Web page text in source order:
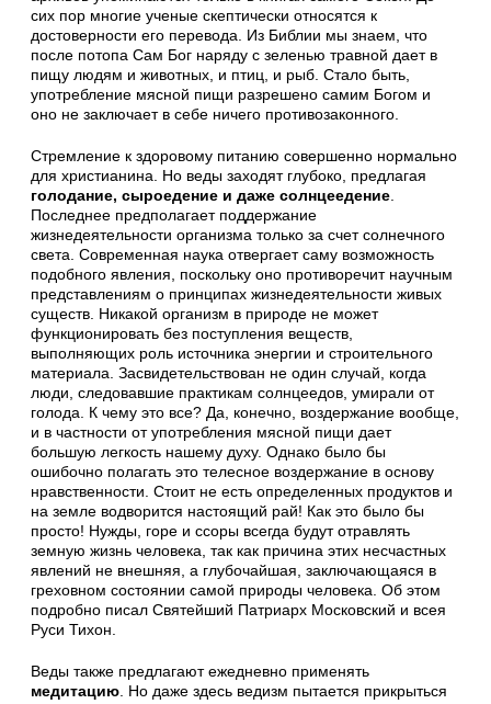
сих пор многие ученые скептически относятся к
достоверности его перевода. Из Библии мы знаем, что
после потопа Сам Бог наряду с зеленью травной дает в
пищу людям и животных, и птиц, и рыб. Стало быть,
употребление мясной пищи разрешено самим Богом и
оно не заключает в себе ничего противозаконного.
Стремление к здоровому питанию совершенно нормально
для христианина. Но веды заходят глубоко, предлагая
голодание, сыроедение и даже солнцеедение.
Последнее предполагает поддержание
жизнедеятельности организма только за счет солнечного
света. Современная наука отвергает саму возможность
подобного явления, поскольку оно противоречит научным
представлениям о принципах жизнедеятельности живых
существ. Никакой организм в природе не может
функционировать без поступления веществ,
выполняющих роль источника энергии и строительного
материала. Засвидетельствован не один случай, когда
люди, следовавшие практикам солнцеедов, умирали от
голода. К чему это все? Да, конечно, воздержание вообще,
и в частности от употребления мясной пищи дает
большую легкость нашему духу. Однако было бы
ошибочно полагать это телесное воздержание в основу
нравственности. Стоит не есть определенных продуктов и
на земле водворится настоящий рай! Как это было бы
просто! Нужды, горе и ссоры всегда будут отравлять
земную жизнь человека, так как причина этих несчастных
явлений не внешняя, а глубочайшая, заключающаяся в
греховном состоянии самой природы человека. Об этом
подробно писал Святейший Патриарх Московский и всея
Руси Тихон.
Веды также предлагают ежедневно применять
медитацию. Но даже здесь ведизм пытается прикрыться